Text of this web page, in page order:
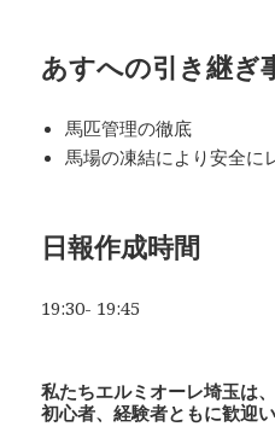
あすへの引き継ぎ
馬匹管理の徹底
馬場の凍結により安全に
日報作成時間
19:30- 19:45
私たちエルミオーレ埼玉は、
初心者、経験者ともに歓迎